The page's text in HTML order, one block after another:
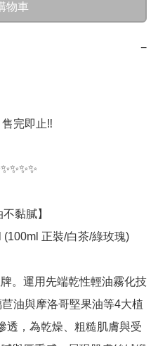
物車
−
完即止‼️
黏膩】
正裝/白茶/綠玫瑰)
。運用先端乾性輕油霧化技
油與摩洛哥堅果油等4大植
透，為乾燥、粗糙肌膚與受